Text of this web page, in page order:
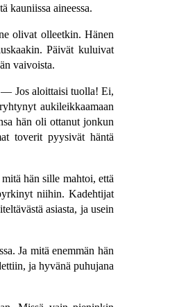
kauniissa aineessa.
olivat olleetkin. Hänen
Päivät kuluivat
vaivoista.
— Jos aloittaisi tuolla! Ei,
aukileikkaamaan
hän oli ottanut jonkun
toverit pyysivät häntä
hän sille mahtoi, että
niihin. Kadehtijat
asiasta, ja usein
Ja mitä enemmän hän
ja hyvänä puhujana